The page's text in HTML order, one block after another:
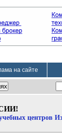
на сайте
центров